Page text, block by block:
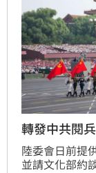
轉發中共閱
陸委會日前提
並請文化部約